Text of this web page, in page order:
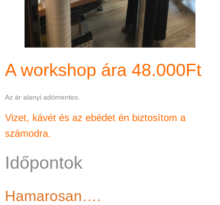
A workshop ára 48.000Ft
Az ár alanyi adómentes.
Vizet, kávét és az ebédet én biztosítom a
számodra.
Időpontok
Hamarosan….